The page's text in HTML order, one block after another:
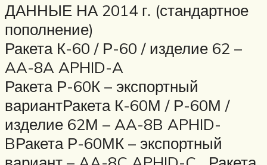
ДАННЫЕ НА 2014 г. (стандартное
пополнение)
Ракета К-60 / Р-60 / изделие 62 –
AA-8A APHID-A
Ракета Р-60К – экспортный
вариантРакета К-60М / Р-60М /
изделие 62М – AA-8B APHID-
BРакета Р-60МК – экспортный